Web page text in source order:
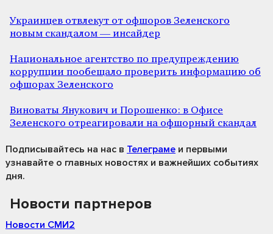
Украинцев отвлекут от офшоров Зеленского
новым скандалом — инсайдер
Национальное агентство по предупреждению
коррупции пообещало проверить информацию об
офшорах Зеленского
Виноваты Янукович и Порошенко: в Офисе
Зеленского отреагировали на офшорный скандал
Подписывайтесь на нас в Телеграме и первыми
узнавайте о главных новостях и важнейших событиях
дня.
Новости партнеров
Новости СМИ2